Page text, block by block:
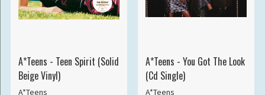
A*Teens - Teen Spirit (Solid
Beige Vinyl)
A*Teens
A*Teens - You Got The Look
(Cd Single)
A*Teens